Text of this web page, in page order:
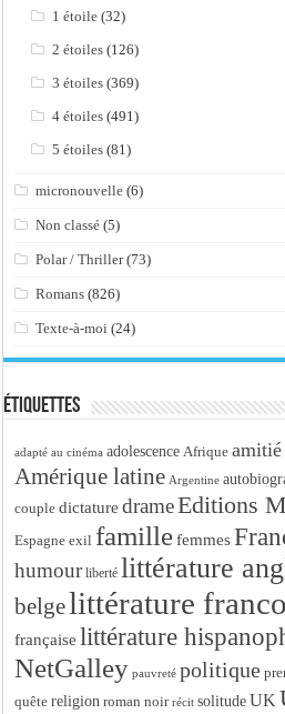
1 étoile (32)
2 étoiles (126)
3 étoiles (369)
4 étoiles (491)
5 étoiles (81)
micronouvelle (6)
Non classé (5)
Polar / Thriller(73)
Romans (826)
Texte-à-moi (24)
Étiquettes
adapté au cinéma adolescence Afrique amitié
Amérique latine Argentine
couple dictature drameEditions
Espagne exil famille femmes
humour liberté littérature
belgelittérature
française littérature
NetGalley pauvreté politique
quête religion roman noir récit solitude UK